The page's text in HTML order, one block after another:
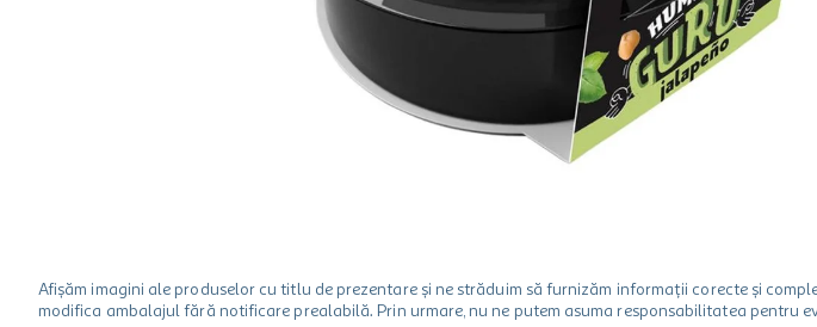
Afișăm imagini ale produselor cu titlu de prezentare și ne străduim să furnizăm informații corecte și
modifica ambalajul fără notificare prealabilă. Prin urmare, nu ne putem asuma responsabilitatea